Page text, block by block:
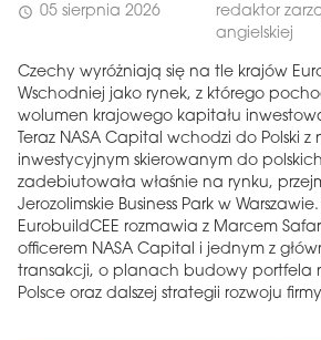
schedule 05 sierpnia 2026
redaktor
angielskiej
Czechy wyróżniają się na tle krajów
Wschodniej jako rynek, z którego
wolumen krajowego kapitału
Teraz NASA Capital wchodzi do Polski
inwestycyjnym skierowanym do
zadebiutowała właśnie na rynku,
Jerozolimskie Business Park w
EurobuildCEE rozmawia z Marcem
officerem NASA Capital i jednym z
transakcji, o planach budowy portfela
Polsce oraz dalszej strategii rozwoju